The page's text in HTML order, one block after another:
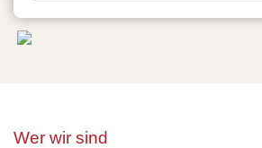
Wer wir sind